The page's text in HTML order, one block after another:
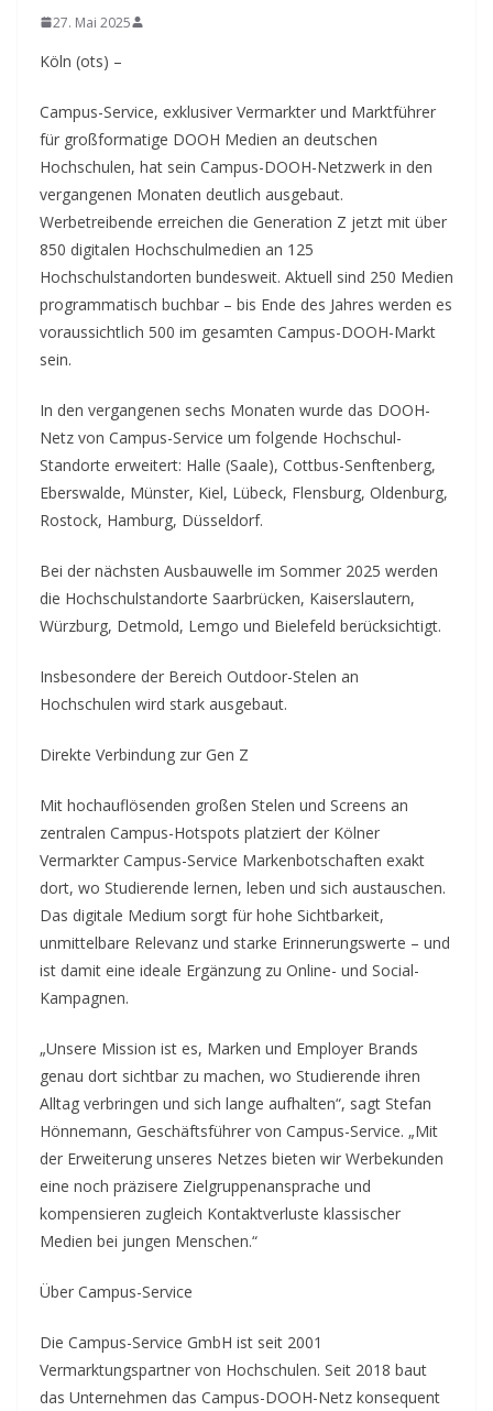
27. Mai 2025
Köln (ots) –
Campus-Service, exklusiver Vermarkter und Marktführer
für großformatige DOOH Medien an deutschen
Hochschulen, hat sein Campus-DOOH-Netzwerk in den
vergangenen Monaten deutlich ausgebaut.
Werbetreibende erreichen die Generation Z jetzt mit über
850 digitalen Hochschulmedien an 125
Hochschulstandorten bundesweit. Aktuell sind 250 Medien
programmatisch buchbar – bis Ende des Jahres werden es
voraussichtlich 500 im gesamten Campus-DOOH-Markt
sein.
In den vergangenen sechs Monaten wurde das DOOH-
Netz von Campus-Service um folgende Hochschul-
Standorte erweitert: Halle (Saale), Cottbus-Senftenberg,
Eberswalde, Münster, Kiel, Lübeck, Flensburg, Oldenburg,
Rostock, Hamburg, Düsseldorf.
Bei der nächsten Ausbauwelle im Sommer 2025 werden
die Hochschulstandorte Saarbrücken, Kaiserslautern,
Würzburg, Detmold, Lemgo und Bielefeld berücksichtigt.
Insbesondere der Bereich Outdoor-Stelen an
Hochschulen wird stark ausgebaut.
Direkte Verbindung zur Gen Z
Mit hochauflösenden großen Stelen und Screens an
zentralen Campus-Hotspots platziert der Kölner
Vermarkter Campus-Service Markenbotschaften exakt
dort, wo Studierende lernen, leben und sich austauschen.
Das digitale Medium sorgt für hohe Sichtbarkeit,
unmittelbare Relevanz und starke Erinnerungswerte – und
ist damit eine ideale Ergänzung zu Online- und Social-
Kampagnen.
„Unsere Mission ist es, Marken und Employer Brands
genau dort sichtbar zu machen, wo Studierende ihren
Alltag verbringen und sich lange aufhalten“, sagt Stefan
Hönnemann, Geschäftsführer von Campus-Service. „Mit
der Erweiterung unseres Netzes bieten wir Werbekunden
eine noch präzisere Zielgruppenansprache und
kompensieren zugleich Kontaktverluste klassischer
Medien bei jungen Menschen.“
Über Campus-Service
Die Campus-Service GmbH ist seit 2001
Vermarktungspartner von Hochschulen. Seit 2018 baut
das Unternehmen das Campus-DOOH-Netz konsequent